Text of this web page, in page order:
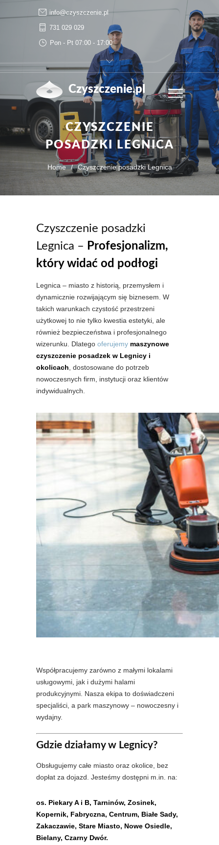
info@czyszczenie.pl
731 029 029
Pon - Pt 07:00 - 17:00
Czyszczenie.pl
CZYSZCZENIE
POSADZKI LEGNICA
Home / Czyszczenie posadzki Legnica
Czyszczenie posadzki
Legnica – Profesjonalizm,
który widać od podłogi
Legnica – miasto z historią, przemysłem i
dynamicznie rozwijającym się biznesem. W
takich warunkach czystość przestrzeni
użytkowej to nie tylko kwestia estetyki, ale
również bezpieczeństwa i profesjonalnego
wizerunku. Dlatego oferujemy maszynowe
czyszczenie posadzek w Legnicy i
okolicach , dostosowane do potrzeb
nowoczesnych firm, instytucji oraz klientów
indywidualnych.
Współpracujemy zarówno z małymi lokalami
usługowymi, jak i dużymi halami
produkcyjnymi. Nasza ekipa to doświadczeni
specjaliści, a park maszynowy – nowoczesny i
wydajny.
Gdzie działamy w Legnicy?
Obsługujemy całe miasto oraz okolice, bez
dopłat za dojazd. Jesteśmy dostępni m.in. na:
os. Piekary A i B, Tarninów, Zosinek,
Kopernik, Fabryczna, Centrum, Białe Sady,
Zakaczawie, Stare Miasto, Nowe Osiedle,
Bielany, Czarny Dwór.